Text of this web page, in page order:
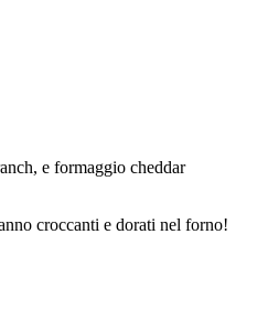
e formaggio cheddar
croccanti e dorati nel forno!